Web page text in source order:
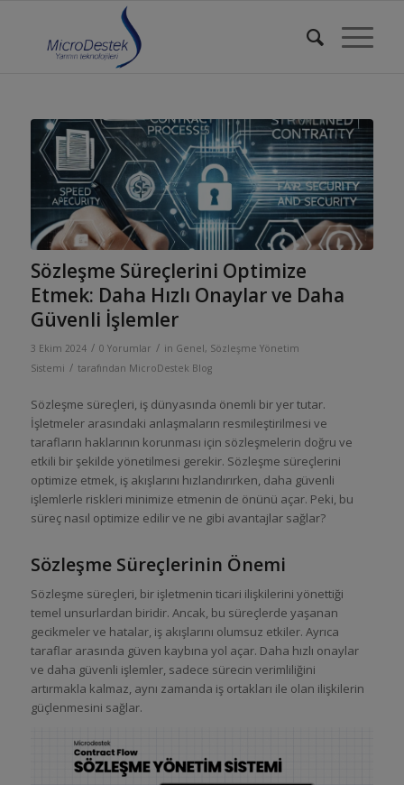
Sözleşme Süreçlerini Optimize
Etmek: Daha Hızlı Onaylar ve Daha
Güvenli İşlemler
3 Ekim 2024 / 0 Yorumlar / in Genel, Sözleşme Yönetim
Sistemi / tarafından MicroDestek Blog
Sözleşme süreçleri, iş dünyasında önemli bir yer tutar.
İşletmeler arasındaki anlaşmaların resmileştirilmesi ve
tarafların haklarının korunması için sözleşmelerin doğru ve
etkili bir şekilde yönetilmesi gerekir. Sözleşme süreçlerini
optimize etmek, iş akışlarını hızlandırırken, daha güvenli
işlemlerle riskleri minimize etmenin de önünü açar. Peki, bu
süreç nasıl optimize edilir ve ne gibi avantajlar sağlar?
Sözleşme Süreçlerinin Önemi
Sözleşme süreçleri, bir işletmenin ticari ilişkilerini yönettiği
temel unsurlardan biridir. Ancak, bu süreçlerde yaşanan
gecikmeler ve hatalar, iş akışlarını olumsuz etkiler. Ayrıca
taraflar arasında güven kaybına yol açar. Daha hızlı onaylar
ve daha güvenli işlemler, sadece sürecin verimliliğini
artırmakla kalmaz, aynı zamanda iş ortakları ile olan ilişkilerin
güçlenmesini sağlar.